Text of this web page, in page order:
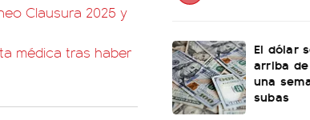
Clausura 2025 y
médica tras haber
El dólar
arriba
una
subas